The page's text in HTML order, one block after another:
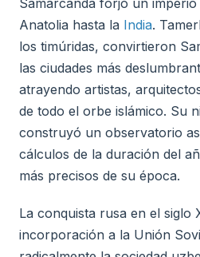
Samarcanda forjó un imperio
Anatolia hasta la India.
los timúridas, convirtieron
las ciudades más
atrayendo artistas,
de todo el orbe islámico. Su
construyó un observatorio
cálculos de la duración del
más precisos de su época.
La conquista rusa en el siglo
incorporación a la Unión